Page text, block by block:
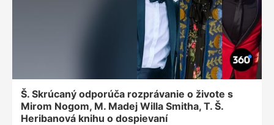
Š. Skrúcaný odporúča rozprávanie o živote s
Mirom Nogom, M. Madej Willa Smitha, T. Š.
Heribanová knihu o dospievaní